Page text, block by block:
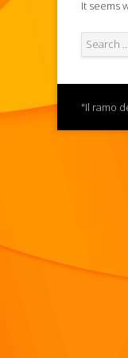
It seems
"Il ramo